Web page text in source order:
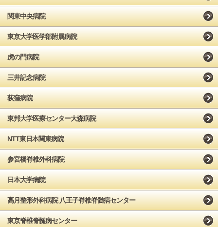
関東中央病院
東京大学医学部附属病院
虎の門病院
三井記念病院
荻窪病院
東邦大学医療センター大森病院
NTT東日本関東病院
参宮橋脊椎外科病院
日本大学病院
高月整形外科病院 八王子脊椎脊髄病センター
東京脊椎脊髄病センター